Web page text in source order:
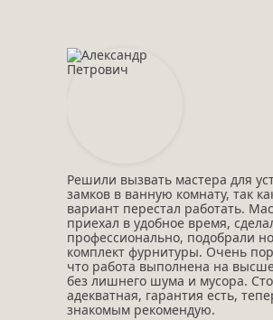
Решили вызвать мастера для
замков в ванную комнату, так
вариант перестал работать.
приехал в удобное время,
профессионально, подобрали
комплект фурнитуры. Очень
что работа выполнена на
без лишнего шума и мусора.
адекватная, гарантия есть,
знакомым рекомендую.